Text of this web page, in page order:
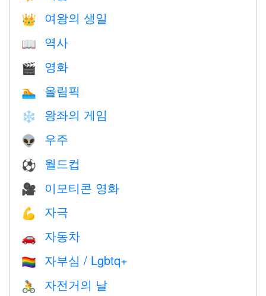
👑 여왕의 생일
📖 역사
🎬 영화
🏊 올림픽
❄️ 왕좌의 게임
👽 우주
⚽ 월드컵
🎥 이모티콘 영화
💪 자극
🚗 자동차
🏳️‍🌈 자부심 / Lgbtq+
🚴 자전거의 날